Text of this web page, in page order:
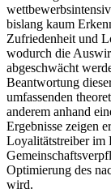
bislang kaum
Zufriedenheit und
wodurch die
abgeschwächt
Beantwortung
umfassenden
anderem anhand
Ergebnisse zeigen
Loyalitätstreiber im
Optimierung des
wird.